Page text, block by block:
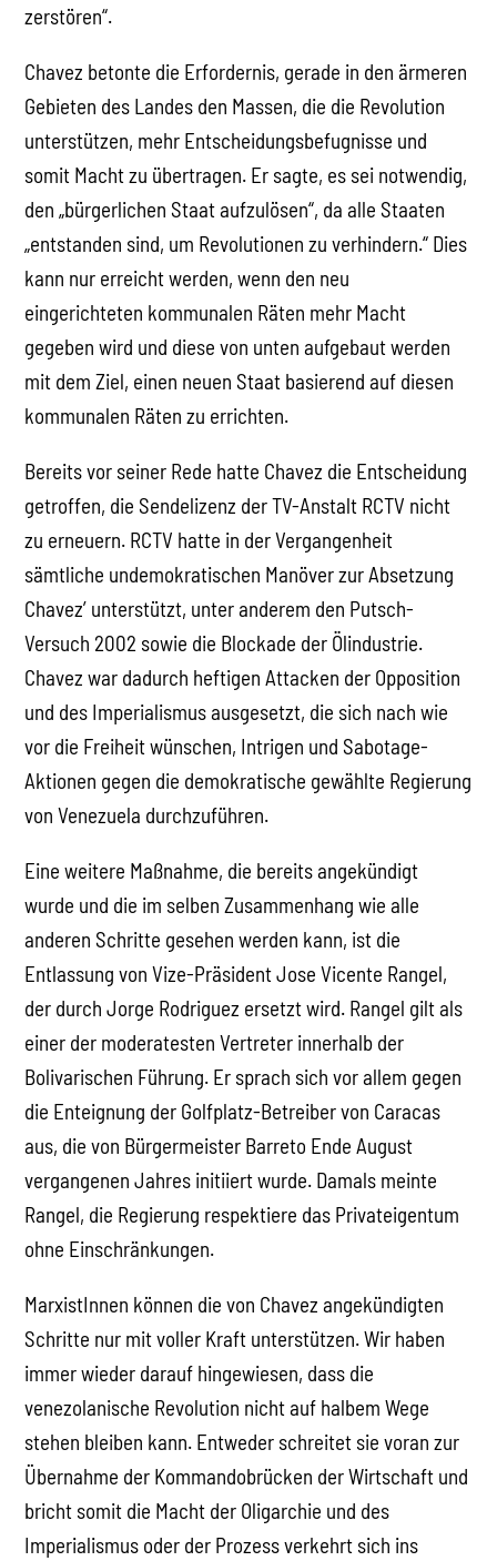
zerstören“.
Chavez betonte die Erfordernis, gerade in den ärmeren
Gebieten des Landes den Massen, die die Revolution
unterstützen, mehr Entscheidungsbefugnisse und
somit Macht zu übertragen. Er sagte, es sei notwendig,
den „bürgerlichen Staat aufzulösen“, da alle Staaten
„entstanden sind, um Revolutionen zu verhindern.“ Dies
kann nur erreicht werden, wenn den neu
eingerichteten kommunalen Räten mehr Macht
gegeben wird und diese von unten aufgebaut werden
mit dem Ziel, einen neuen Staat basierend auf diesen
kommunalen Räten zu errichten.
Bereits vor seiner Rede hatte Chavez die Entscheidung
getroffen, die Sendelizenz der TV-Anstalt RCTV nicht
zu erneuern. RCTV hatte in der Vergangenheit
sämtliche undemokratischen Manöver zur Absetzung
Chavez’ unterstützt, unter anderem den Putsch-
Versuch 2002 sowie die Blockade der Ölindustrie.
Chavez war dadurch heftigen Attacken der Opposition
und des Imperialismus ausgesetzt, die sich nach wie
vor die Freiheit wünschen, Intrigen und Sabotage-
Aktionen gegen die demokratische gewählte Regierung
von Venezuela durchzuführen.
Eine weitere Maßnahme, die bereits angekündigt
wurde und die im selben Zusammenhang wie alle
anderen Schritte gesehen werden kann, ist die
Entlassung von Vize-Präsident Jose Vicente Rangel,
der durch Jorge Rodriguez ersetzt wird. Rangel gilt als
einer der moderatesten Vertreter innerhalb der
Bolivarischen Führung. Er sprach sich vor allem gegen
die Enteignung der Golfplatz-Betreiber von Caracas
aus, die von Bürgermeister Barreto Ende August
vergangenen Jahres initiiert wurde. Damals meinte
Rangel, die Regierung respektiere das Privateigentum
ohne Einschränkungen.
MarxistInnen können die von Chavez angekündigten
Schritte nur mit voller Kraft unterstützen. Wir haben
immer wieder darauf hingewiesen, dass die
venezolanische Revolution nicht auf halbem Wege
stehen bleiben kann. Entweder schreitet sie voran zur
Übernahme der Kommandobrücken der Wirtschaft und
bricht somit die Macht der Oligarchie und des
Imperialismus oder der Prozess verkehrt sich ins